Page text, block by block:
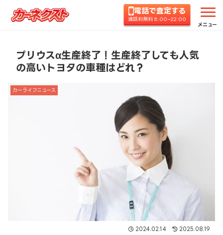
電話で査定する
通話料無料 8:00~22:00
メニュー
ホーム コラムTOP カーライフニュース プリウ
プリウスα生産終了！生産終了しても人気
の高いトヨタの車種はどれ？
カーライフニュース
2024.02.14 2025.08.19